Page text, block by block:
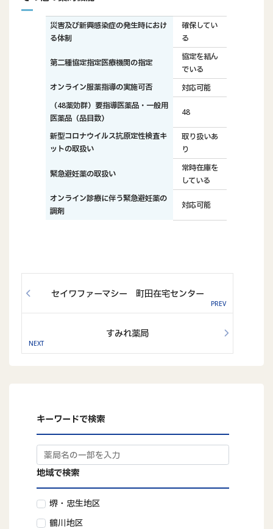
災害及び新興感染症の発生時におけ
る体制
確保してい
る
第二種協定指定医療機関の指定
協定を結ん
でいる
オンライン服薬指導の実施可否
対応可能
（48薬効群）要指導医薬品・一般用
医薬品（品目数）
48
新型コロナウイルス抗原定性検査キ
ットの取扱い
取り扱いあ
り
緊急避妊薬の取扱い
常時在庫を
している
オンライン診療に伴う緊急避妊薬の
調剤
対応可能
セイワファーマシー 町田在宅センター
すみれ薬局
キーワードで検索
地域で検索
堺・忠生地区
鶴川地区